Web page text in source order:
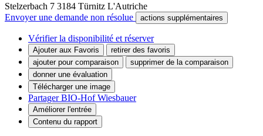
Stelzerbach 7 3184 Türnitz L'Autriche
Envoyer une demande non résolue
actions supplémentaires
Vérifier la disponibilité et réserver
Ajouter aux Favoris
retirer des favoris
ajouter pour comparaison
supprimer de la comparaison
donner une évaluation
Télécharger une image
Partager BIO-Hof Wiesbauer
Améliorer l'entrée
Contenu du rapport